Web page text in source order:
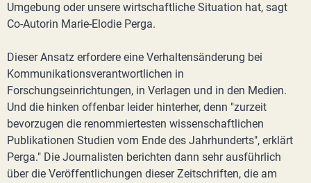
Umgebung oder unsere wirtschaftliche Situation hat, sagt
Co-Autorin Marie-Elodie Perga.
Dieser Ansatz erfordere eine Verhaltensänderung bei
Kommunikationsverantwortlichen in
Forschungseinrichtungen, in Verlagen und in den Medien.
Und die hinken offenbar leider hinterher, denn "zurzeit
bevorzugen die renommiertesten wissenschaftlichen
Publikationen Studien vom Ende des Jahrhunderts", erklärt
Perga." Die Journalisten berichten dann sehr ausführlich
über die Veröffentlichungen dieser Zeitschriften, die am